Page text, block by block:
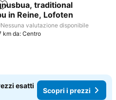
Aggiungi ai preferiti
traditional
in Reine, Lofoten
Nessuna valutazione disponibile
km da: Centro
esatti
Scopri i prezzi